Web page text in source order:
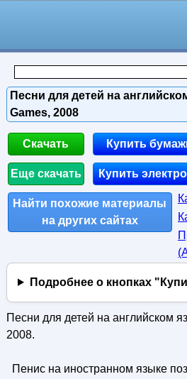
Песни для детей на
Games, 2008
Скачать
Еще скачать
Купить
Купить
Найти похожие материалы
на других сайтах
Подробнее о кнопках
Песни для детей на английском
2008.
Пенис на иностранном языке